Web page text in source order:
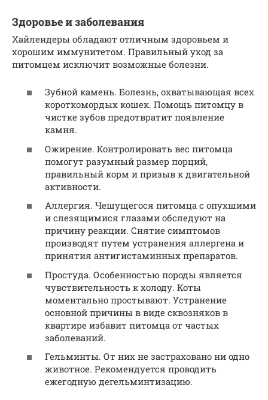
Здоровье и заболевания
Хайлендеры обладают отличным здоровьем и
хорошим иммунитетом. Правильный уход за
питомцем исключит возможные болезни.
Зубной камень. Болезнь, охватывающая всех
короткомордых кошек. Помощь питомцу в
чистке зубов предотвратит появление
камня.
Ожирение. Контролировать вес питомца
помогут разумный размер порций,
правильный корм и призыв к двигательной
активности.
Аллергия. Чешущегося питомца с опухшими
и слезящимися глазами обследуют на
причину реакции. Снятие симптомов
производят путем устранения аллергена и
принятия антигистаминных препаратов.
Простуда. Особенностью породы является
чувствительность к холоду. Коты
моментально простывают. Устранение
основной причины в виде сквозняков в
квартире избавит питомца от частых
заболеваний.
Гельминты. От них не застраховано ни одно
животное. Рекомендуется проводить
ежегодную дегельминтизацию.